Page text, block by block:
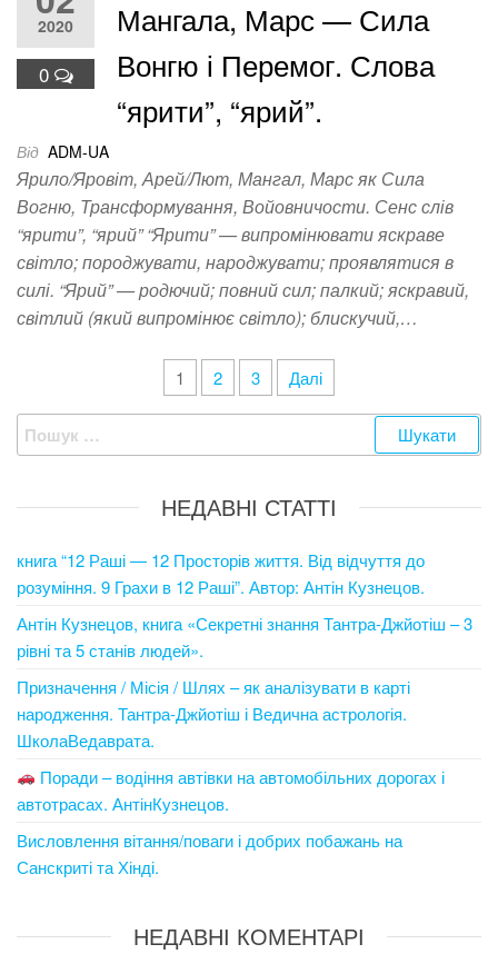
2020
0
Мангала, Марс — Сила
Вонгю і Перемог. Слова
“ярити”, “ярий”.
Від ADM-UA
Ярило/Яровіт, Арей/Лют, Мангал, Марс як Сила
Вогню, Трансформування, Войовничости. Сенс слів
“ярити”, “ярий” “Ярити” — випромінювати яскраве
світло; породжувати, народжувати; проявлятися в
силі. “Ярий” — родючий; повний сил; палкий; яскравий,
світлий (який випромінює світло); блискучий,…
записів
1 2 3 Далі
Пошук:
НЕДАВНІ СТАТТІ
книга “12 Раші — 12 Просторів життя. Від відчуття до
розуміння. 9 Грахи в 12 Раші”. Автор: Антін Кузнецов.
Антін Кузнецов, книга «Секретні знання Тантра-Джйотіш – 3
рівні та 5 станів людей».
Призначення / Місія / Шлях – як аналізувати в карті
народження. Тантра-Джйотіш і Ведична астрологія.
ШколаВедаврата.
Поради – водіння автівки на автомобільних дорогах і
автотрасах. АнтінКузнецов.
Висловлення вітання/поваги і добрих побажань на
Санскриті та Хінді.
НЕДАВНІ КОМЕНТАРІ